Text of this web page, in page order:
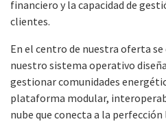
financiero y la capacidad de
clientes.
En el centro de nuestra oferta
nuestro sistema operativo
gestionar comunidades
plataforma modular,
nube que conecta a la